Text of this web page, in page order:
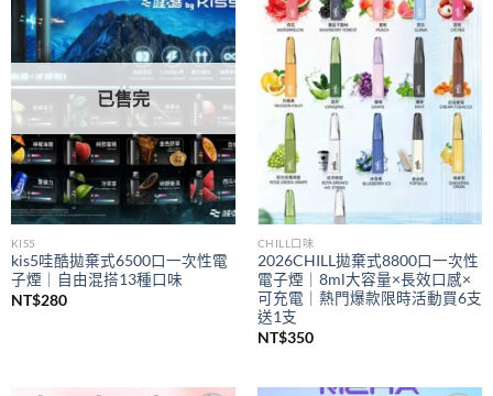
Add to
wishlist
已售完
KIS5
kis5哇酷拋棄式6500口一次性電
子煙｜自由混搭13種口味
NT$280
Add to
wishlist
CHILL口味
2026CHILL拋棄式8800口一次性
電子煙｜8ml大容量×長效口感×
可充電｜熱門爆款限時活動買6支
送1支
NT$350